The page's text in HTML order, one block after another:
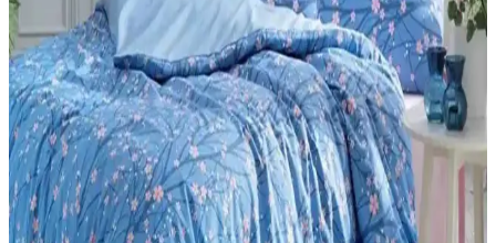
İki popüler 3D kalemi karşılaştırıyoruz. Kullanım kolaylığı,
güvenlik, fiyat ve tasarım özellikleriyle en iyi seçimi yapmanıza
yardımcı oluyoruz.
Palmiye Hobi Sanat ve Tabdiko Sayılarla Boyama
Setleri Karşılaştırması ve Özellikleri
İki popüler sayılarla boyama setinin detaylı karşılaştırması, içerikleri
ve kullanıcı yorumlarıyla en iyi seçimi yapmanızı sağlar.